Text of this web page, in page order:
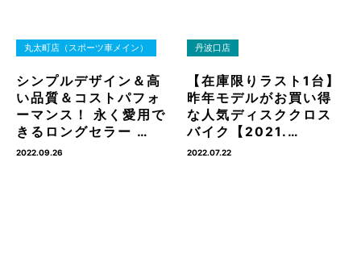
丸太町店（スポーツ車メイン）
シンプルデザイン＆高
い品質＆コストパフォ
ーマンス！ 永く愛用で
きるロングセラー …
2022.09.26
丹波口店
【在庫限りラスト1台】
昨年モデルがお買い得
な人気ディスククロス
バイク【2021.…
2022.07.22